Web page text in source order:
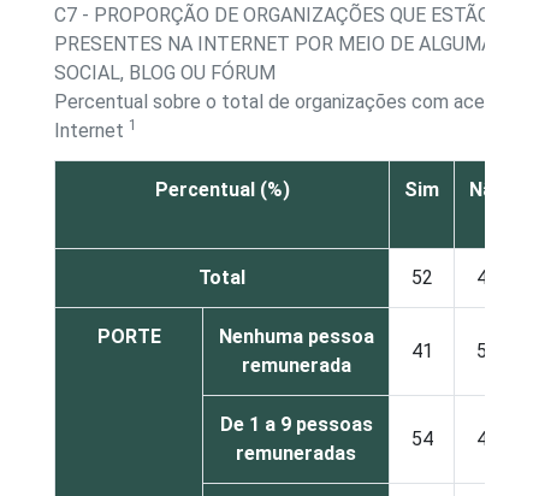
C7 - PROPORÇÃO DE ORGANIZAÇÕES QUE ESTÃO
PRESENTES NA INTERNET POR MEIO DE ALGUMA
SOCIAL, BLOG OU FÓRUM
Percentual sobre o total de organizações com acesso à
Internet 1
Percentual (%) Sim
Não
Total 52 46
PORTE
Nenhuma pessoa
remunerada
41 56
De 1 a 9 pessoas
remuneradas
54 43